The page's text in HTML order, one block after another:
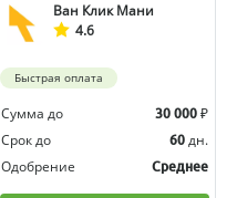
Ван Клик Мани
4.6
Быстрая оплата
Сумма до 30 000 ₽
Срок до
60 дн.
Одобрение
Среднее